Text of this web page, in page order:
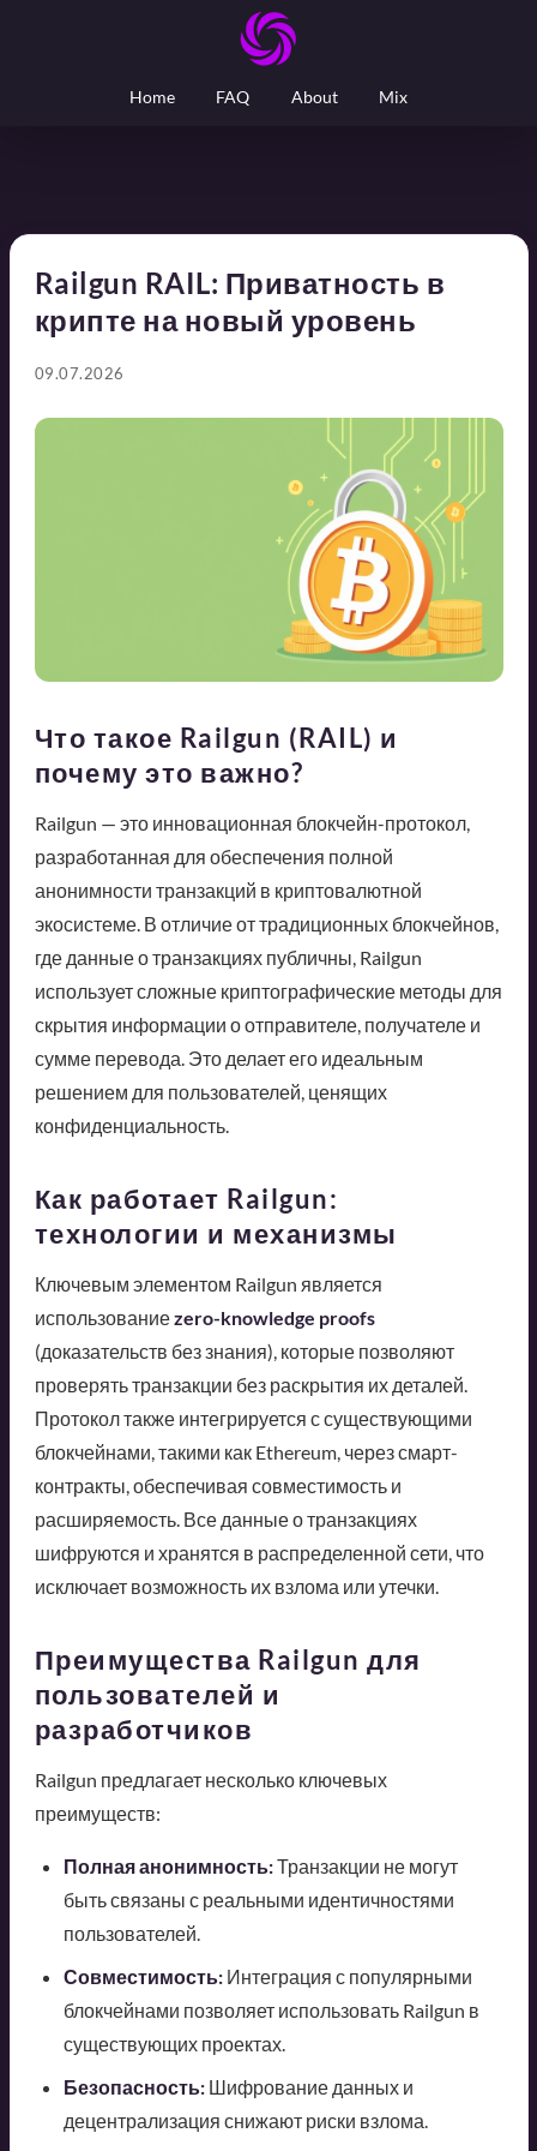
Home FAQ About Mix
Railgun RAIL: Приватность в
крипте на новый уровень
09.07.2026
Что такое Railgun (RAIL) и
почему это важно?
Railgun — это инновационная блокчейн-протокол,
разработанная для обеспечения полной
анонимности транзакций в криптовалютной
экосистеме. В отличие от традиционных блокчейнов,
где данные о транзакциях публичны, Railgun
использует сложные криптографические методы для
скрытия информации о отправителе, получателе и
сумме перевода. Это делает его идеальным
решением для пользователей, ценящих
конфиденциальность.
Как работает Railgun:
технологии и механизмы
Ключевым элементом Railgun является
использованиеzero-knowledge proofs
(доказательств без знания), которые позволяют
проверять транзакции без раскрытия их деталей.
Протокол также интегрируется с существующими
блокчейнами, такими как Ethereum, через смарт-
контракты, обеспечивая совместимость и
расширяемость. Все данные о транзакциях
шифруются и хранятся в распределенной сети, что
исключает возможность их взлома или утечки.
Преимущества Railgun для
пользователей и
разработчиков
Railgun предлагает несколько ключевых
преимуществ:
Полная анонимность:Транзакции не могут
быть связаны с реальными идентичностями
пользователей.
Совместимость:Интеграция с популярными
блокчейнами позволяет использовать Railgun в
существующих проектах.
Безопасность:Шифрование данных и
децентрализация снижают риски взлома.